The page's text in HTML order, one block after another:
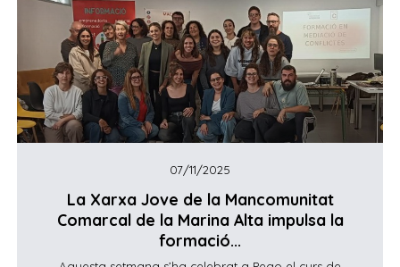
07/11/2025
La Xarxa Jove de la Mancomunitat
Comarcal de la Marina Alta impulsa la
formació...